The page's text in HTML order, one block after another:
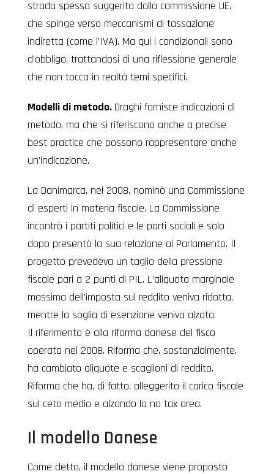
strada spesso suggerita dalla commissione UE,
che spinge verso meccanismi di tassazione
indiretta (come l’IVA). Ma qui i condizionali sono
d’obbligo, trattandosi di una riflessione generale
che non tocca in realtà temi specifici.
Modelli di metodo. Draghi fornisce indicazioni di
metodo, ma che si riferiscono anche a precise
best practice che possono rappresentare anche
un’indicazione.
La Danimarca, nel 2008, nominò una Commissione
di esperti in materia fiscale. La Commissione
incontrò i partiti politici e le parti sociali e solo
dopo presentò la sua relazione al Parlamento. Il
progetto prevedeva un taglio della pressione
fiscale pari a 2 punti di PIL. L’aliquota marginale
massima dell’imposta sul reddito veniva ridotta,
mentre la soglia di esenzione veniva alzata.
Il riferimento è alla riforma danese del fisco
operata nel 2008. Riforma che, sostanzialmente,
ha cambiato aliquote e scaglioni di reddito.
Riforma che ha, di fatto, alleggerito il carico fiscale
sul ceto medio e alzando la no tax area.
Il modello Danese
Come detto, il modello danese viene proposto